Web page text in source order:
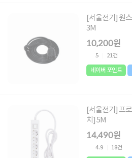
[서울전기] 원
3M
10,200원
5 21건
네이버 포인트
[서울전기] 프
치] 5M
14,490원
4.9 18건